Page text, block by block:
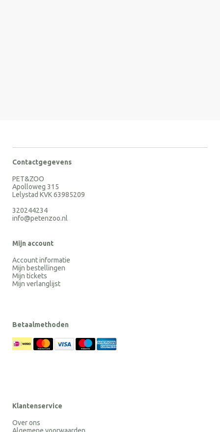
Contactgegevens
PET&ZOO
Apolloweg 315
Lelystad KVK 63985209
320244234
info@petenzoo.nl
Mijn account
Account informatie
Mijn bestellingen
Mijn tickets
Mijn verlanglijst
Betaalmethoden
Klantenservice
Over ons